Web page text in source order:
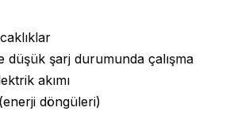
düşük şarj durumunda çalışma
akımı
döngüleri)